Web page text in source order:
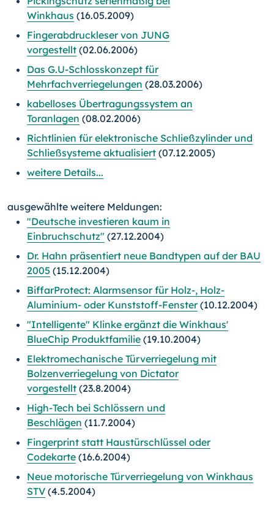
Winkhaus (16.05.2009)
Fingerabdruckleser von JUNG
vorgestellt (02.06.2006)
Das G.U-Schlosskonzept für
Mehrfachverriegelungen (28.03.2006)
kabelloses Übertragungssystem an
Toranlagen (08.02.2006)
Richtlinien für elektronische Schließzylinder und
Schließsysteme aktualisiert (07.12.2005)
weitere Details...
ausgewählte weitere Meldungen:
"Deutsche investieren kaum in
Einbruchschutz" (27.12.2004)
Dr. Hahn präsentiert neue Bandtypen auf der BAU
2005 (15.12.2004)
BiffarProtect: Alarmsensor für Holz-, Holz-
Aluminium- oder Kunststoff-Fenster(10.12.2004)
"Intelligente" Klinke ergänzt die Winkhaus'
BlueChip Produktfamilie (19.10.2004)
Elektromechanische Türverriegelung mit
Bolzenverriegelung von Dictator
vorgestellt (23.8.2004)
High-Tech bei Schlössern und
Beschlägen (11.7.2004)
Fingerprint statt Haustürschlüssel oder
Codekarte (16.6.2004)
Neue motorische Türverriegelung von Winkhaus
STV (4.5.2004)